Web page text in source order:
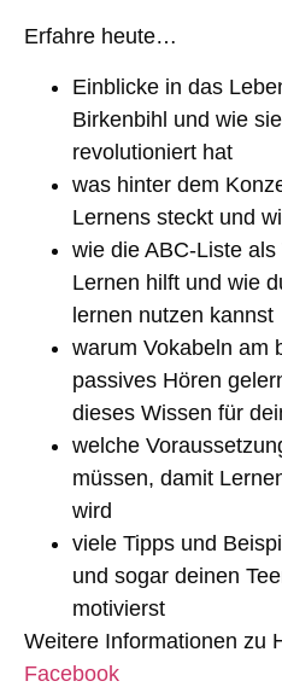
Erfahre heute…
Einblicke in das
Birkenbihl und wie
revolutioniert hat
was hinter dem
Lernens steckt und
wie die ABC-Liste
Lernen hilft und wie
lernen nutzen kannst
warum Vokabeln am
passives Hören
dieses Wissen für
welche
müssen, damit
wird
viele Tipps und
und sogar deinen
motivierst
Weitere Informationen zu
Facebook